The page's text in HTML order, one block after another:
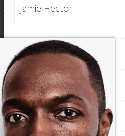
Jamie Hector